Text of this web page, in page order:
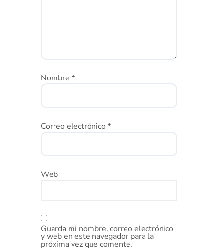
Nombre *
Correo electrónico *
Web
Guarda mi nombre, correo electrónico
y web en este navegador para la
próxima vez que comente.